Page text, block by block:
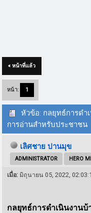
« หน้าที่แล้ว
หน้า: 1
หัวข้อ: กลยุทธ์การดำ
การอ่านสำหรับประชาชน
เลิศชาย ปานมุข
ADMINISTRATOR HERO
เมื่อ: มิถุนายน 05, 2022,
กลยุทธ์การดำเนินงาน